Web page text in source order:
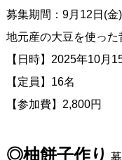
募集期間：9月12日(金
地元産の大豆を使った
【日時】2025年10月
【定員】16名
【参加費】2,800円
◎柚餅子作り